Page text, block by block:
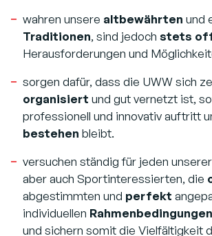
wahren unsere altbewährten und
Traditionen, sind jedoch stets
Herausforderungen und
sorgen dafür, dass die UWW sich
organisiert und gut vernetzt ist,
professionell und innovativ auftritt
bestehen bleibt.
versuchen ständig für jeden
aber auch Sportinteressierten, die
abgestimmten und perfekt
individuellen Rahmenbedingungen
und sichern somit die Vielfältigkeit